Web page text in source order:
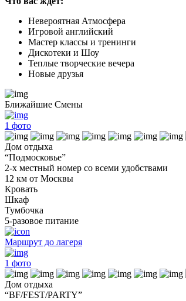
Невероятная Атмосфера
Игровой английский
Мастер классы и тренинги
Дискотеки и Шоу
Теплые творческие вечера
Новые друзья
Ближайшие Смены
1 фото
Дом отдыха
“Подмосковье”
2-х местный номер со всеми удобствами
12 км от Москвы
Кровать
Шкаф
Тумбочка
5-разовое питание
Маршрут до лагеря
1 фото
Дом отдыха
“BF/FEST/PARTY”